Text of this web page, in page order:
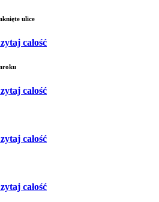
ulice
całość
całość
całość
całość